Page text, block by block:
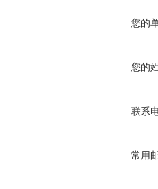
您的
您的
联系
常用